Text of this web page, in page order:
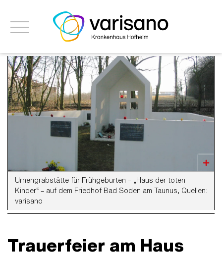
Urnengrabstätte für Frühgeburten – „Haus der toten
Kinder“ – auf dem Friedhof Bad Soden am Taunus, Quellen:
varisano
Trauerfeier am Haus